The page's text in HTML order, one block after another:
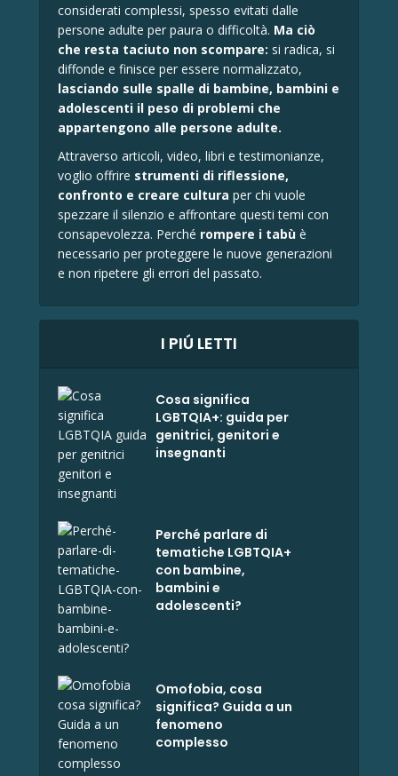
considerati complessi, spesso evitati dalle
persone adulte per paura o difficoltà. Ma ciò
che resta taciuto non scompare: si radica, si
diffonde e finisce per essere normalizzato,
lasciando sulle spalle di bambine, bambini e
adolescenti il peso di problemi che
appartengono alle persone adulte.
Attraverso articoli, video, libri e testimonianze,
voglio offrire strumenti di riflessione,
confronto e creare cultura per chi vuole
spezzare il silenzio e affrontare questi temi con
consapevolezza. Perché rompere i tabù è
necessario per proteggere le nuove generazioni
e non ripetere gli errori del passato.
I PIÚ LETTI
Cosa significa
LGBTQIA+: guida per
genitrici, genitori e
insegnanti
Perché parlare di
tematiche LGBTQIA+
con bambine,
bambini e
adolescenti?
Omofobia, cosa
significa? Guida a un
fenomeno
complesso